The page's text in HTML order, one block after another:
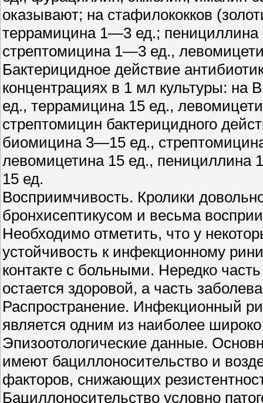
оказывают; на стафилококков
террамицина 1—3 ед.;
стрептомицина 1—3 ед.,
Бактерицидное действие
концентрациях в 1 мл культуры: на
ед., террамицина 15 ед.,
стрептомицин бактерицидного
биомицина 3—15 ед.,
левомицетина 15 ед.,
15 ед.
Восприимчивость. Кролики
бронхисептикусом и весьма
Необходимо отметить, что у
устойчивость к инфекционному
контакте с больными. Нередко
остается здоровой, а часть
Распространение. Инфекционный
является одним из наиболее
Эпизоотологические данные.
имеют бациллоносительство и
факторов, снижающих
Бациллоносительство условно